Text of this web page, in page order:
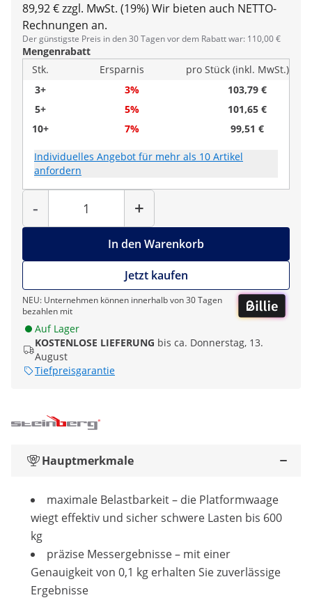
89,92 € zzgl. MwSt. (19%) Wir bieten auch NETTO-
Rechnungen an.
Der günstigste Preis in den 30 Tagen vor dem Rabatt war: 110,00 €
Mengenrabatt
Stk.
Ersparnis
pro Stück (inkl. MwSt.)
3+
3%
103,79 €
5+
5%
101,65 €
10+
7% 99,51 €
Individuelles Angebot für mehr als 10 Artikel
anfordern
-
Menge
+
In den Warenkorb
Jetzt kaufen
NEU: Unternehmen können innerhalb von 30 Tagen
bezahlen mit
Auf Lager
KOSTENLOSE LIEFERUNG bis ca. Donnerstag, 13.
August
Tiefpreisgarantie
Hauptmerkmale
maximale Belastbarkeit – die Platformwaage
wiegt effektiv und sicher schwere Lasten bis 600
kg
präzise Messergebnisse – mit einer
Genauigkeit von 0,1 kg erhalten Sie zuverlässige
Ergebnisse